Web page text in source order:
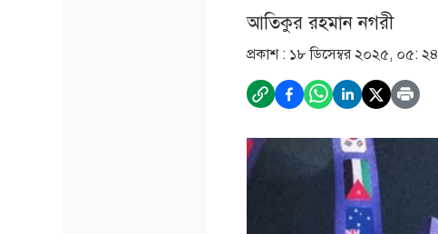
আতিকুর রহমান নগরী
প্রকাশ : ১৮ ডিসেম্বর ২০২৫, ০৫: ২৪